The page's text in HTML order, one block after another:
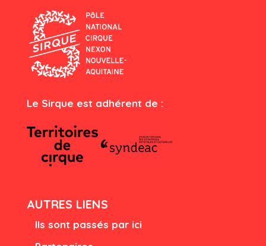
Le Sirque est adhérent de :
AUTRES LIENS
Ils sont passés par ici